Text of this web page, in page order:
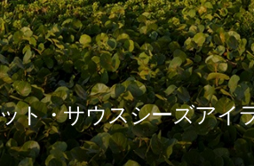
ト・サウスシーズアイ